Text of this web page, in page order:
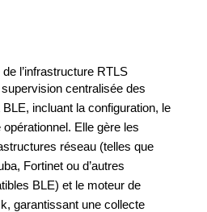
l’infrastructure RTLS
centralisée des
incluant la configuration, le
Elle gère les
réseau (telles que
Fortinet ou d’autres
BLE) et le moteur de
garantissant une collecte